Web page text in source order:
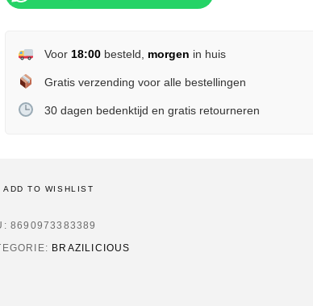
Voor 18:00besteld, morgen in huis
Gratis verzending voor alle bestellingen
30 dagen bedenktijd en gratis retourneren
ADD TO WISHLIST
8690973383389
BRAZILICIOUS